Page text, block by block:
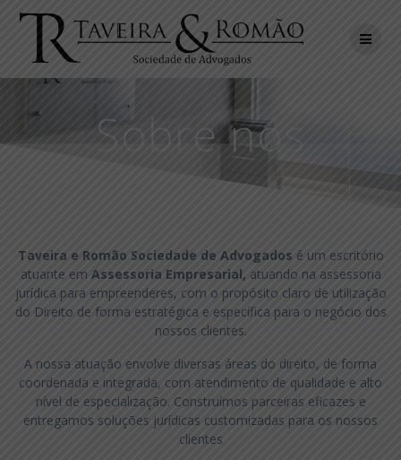
to
content
Sobre nós
Taveira e Romão Sociedade de Advogados é um escritório
atuante em Assessoria Empresarial, atuando na assessoria
jurídica para empreenderes, com o propósito claro de utilização
do Direito de forma estratégica e específica para o negócio dos
nossos clientes.
A nossa atuação envolve diversas áreas do direito, de forma
coordenada e integrada, com atendimento de qualidade e alto
nível de especialização. Construímos parceiras eficazes e
entregamos soluções jurídicas customizadas para os nossos
clientes